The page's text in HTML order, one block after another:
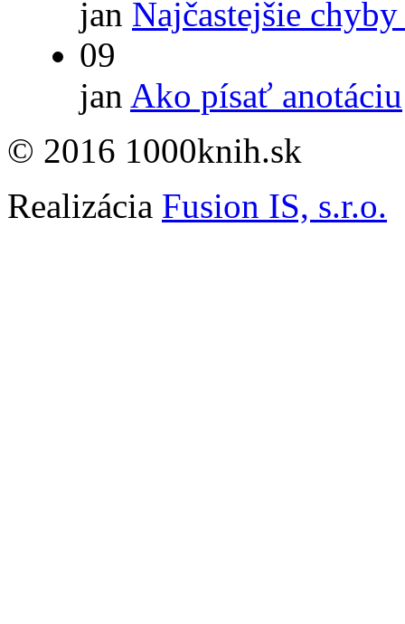
jan Najčastejšie
09
jan Ako písať anotáciu
© 2016 1000knih.sk
Realizácia Fusion IS, s.r.o.